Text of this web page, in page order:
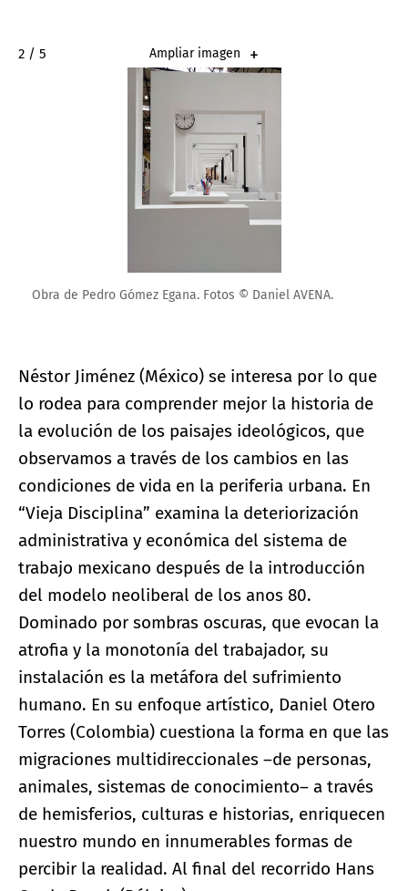
2 / 5 Ampliar imagen
Obra de Pedro Gómez Egana. Fotos © Daniel AVENA.
Néstor Jiménez (México) se interesa por lo que
lo rodea para comprender mejor la historia de
la evolución de los paisajes ideológicos, que
observamos a través de los cambios en las
condiciones de vida en la periferia urbana. En
“Vieja Disciplina” examina la deteriorización
administrativa y económica del sistema de
trabajo mexicano después de la introducción
del modelo neoliberal de los anos 80.
Dominado por sombras oscuras, que evocan la
atrofia y la monotonía del trabajador, su
instalación es la metáfora del sufrimiento
humano. En su enfoque artístico, Daniel Otero
Torres (Colombia) cuestiona la forma en que las
migraciones multidireccionales –de personas,
animales, sistemas de conocimiento– a través
de hemisferios, culturas e historias, enriquecen
nuestro mundo en innumerables formas de
percibir la realidad. Al final del recorrido Hans